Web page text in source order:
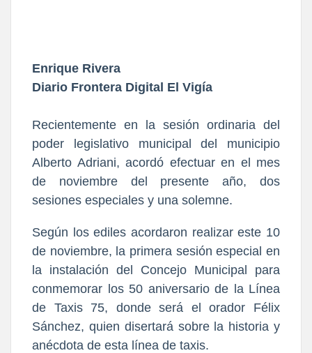
Enrique Rivera
Diario Frontera Digital El Vigía
Recientemente en la sesión ordinaria del
poder legislativo municipal del municipio
Alberto Adriani, acordó efectuar en el mes
de noviembre del presente año, dos
sesiones especiales y una solemne.
Según los ediles acordaron realizar este 10
de noviembre, la primera sesión especial en
la instalación del Concejo Municipal para
conmemorar los 50 aniversario de la Línea
de Taxis 75, donde será el orador Félix
Sánchez, quien disertará sobre la historia y
anécdota de esta línea de taxis.